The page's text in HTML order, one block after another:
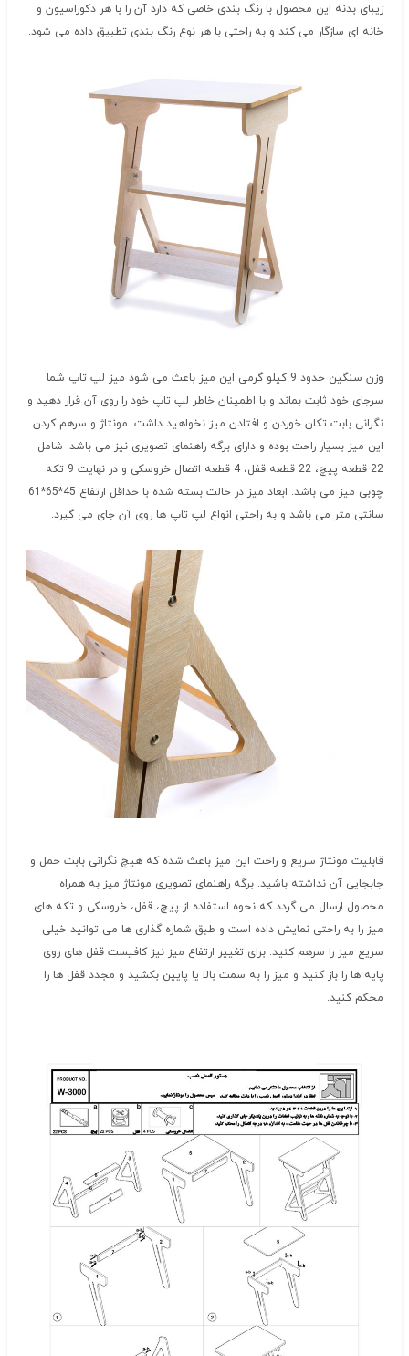
زیبای بدنه این محصول با رنگ بندی خاصی که دارد آن را با هر دکوراسیون و
خانه ای سازگار می کند و به راحتی با هر نوع رنگ بندی تطبیق داده می شود.
وزن سنگین حدود 9 کیلو گرمی این میز باعث می شود میز لپ تاپ شما
سرجای خود ثابت بماند و با اطمینان خاطر لپ تاپ خود را روی آن قرار دهید و
نگرانی بابت تکان خوردن و افتادن میز نخواهید داشت. مونتاژ و سرهم کردن
این میز بسیار راحت بوده و دارای برگه راهنمای تصویری نیز می باشد. شامل
22 قطعه پیچ، 22 قطعه قفل، 4 قطعه اتصال خروسکی و در نهایت 9 تکه
چوبی میز می باشد. ابعاد میز در حالت بسته شده با حداقل ارتفاع 45*65*61
سانتی متر می باشد و به راحتی انواع لپ تاپ ها روی آن جای می گیرد.
قابلیت مونتاژ سریع و راحت این میز باعث شده که هیچ نگرانی بابت حمل و
جابجایی آن نداشته باشید. برگه راهنمای تصویری مونتاژ میز به همراه
محصول ارسال می گردد که نحوه استفاده از پیچ، قفل، خروسکی و تکه های
میز را به راحتی نمایش داده است و طبق شماره گذاری ها می توانید خیلی
سریع میز را سرهم کنید. برای تغییر ارتفاع میز نیز کافیست قفل های روی
پایه ها را باز کنید و میز را به سمت بالا یا پایین بکشید و مجدد قفل ها را
محکم کنید.